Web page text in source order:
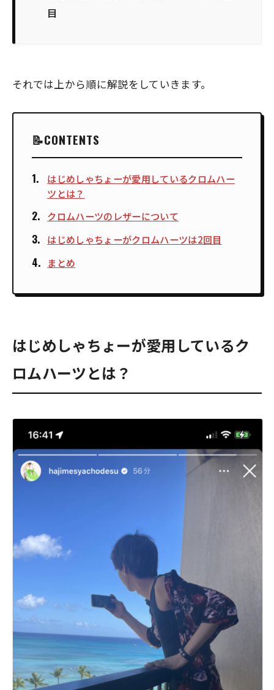
目
それでは上から順に解説をしていきます。
CONTENTS
はじめしゃちょーが愛用しているクロムハー
ツとは？
クロムハーツのレザーについて
はじめしゃちょーがクロムハーツは2回目
まとめ
はじめしゃちょーが愛用しているク
ロムハーツとは？